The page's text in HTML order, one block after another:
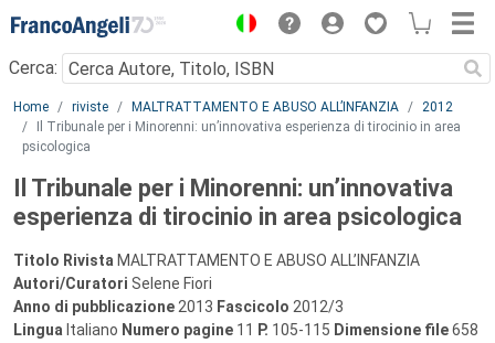
Menu
Cerca:
Main content
Home riviste MALTRATTAMENTO E ABUSO ALL’INFANZIA
2012
Il Tribunale per i Minorenni: un’innovativa esperienza di tirocinio in area
psicologica
Il Tribunale per i Minorenni: un’innovativa
esperienza di tirocinio in area psicologica
Titolo Rivista MALTRATTAMENTO E ABUSO ALL’INFANZIA
Autori/Curatori Selene Fiori
Anno di pubblicazione 2013 Fascicolo 2012/3
Lingua Italiano Numero pagine 11 P. 105-115 Dimensione file658